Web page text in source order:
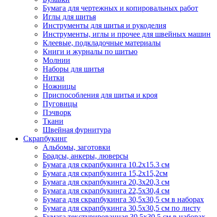
Бумага для чертежных и копировальных работ
Иглы для шитья
Инструменты для шитья и рукоделия
Инструменты, иглы и прочее для швейных машин
Клеевые, подкладочные материалы
Книги и журналы по шитью
Молнии
Наборы для шитья
Нитки
Ножницы
Приспособления для шитья и кроя
Пуговицы
Пэчворк
Ткани
Швейная фурнитура
Скрапбукинг
Альбомы, заготовки
Брадсы, анкеры, люверсы
Бумага для скрапбукинга 10.2х15.3 см
Бумага для скрапбукинга 15,2х15,2см
Бумага для скрапбукинга 20,3х20,3 см
Бумага для скрапбукинга 22,5х30,4 см
Бумага для скрапбукинга 30,5х30,5 см в наборах
Бумага для скрапбукинга 30,5х30,5 см по листу